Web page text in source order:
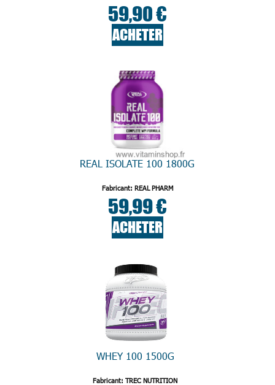
59,90 €
ACHETER
REAL ISOLATE 100 1800G
Fabricant: REAL PHARM
59,99 €
ACHETER
WHEY 100 1500G
Fabricant: TREC NUTRITION